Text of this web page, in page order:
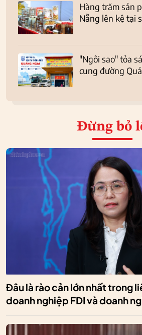
Hàng trăm sản
Nẵng lên kệ tại
"Ngôi sao" tỏa
cung đường
Đừng bỏ
Đâu là rào cản lớn nhất trong
doanh nghiệp FDI và doanh